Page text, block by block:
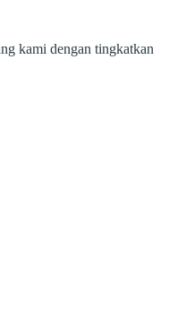
kami dengan tingkatkan